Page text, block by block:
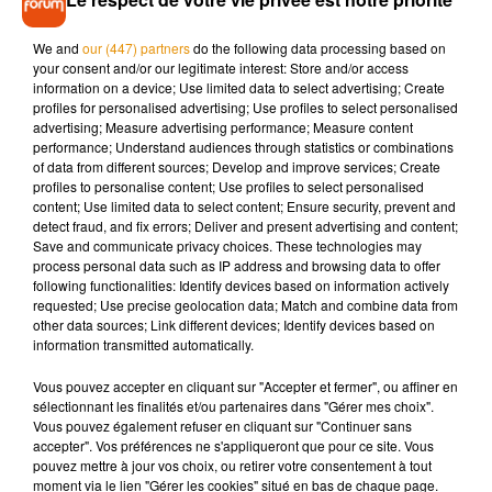
d’Orléans.
Enfin, l’idée, avec cette expérimentation, estde lutter contre
la pollution sonoreen réduisant les bruits liés à la circulation
des voitures, mais aussi de tous les deux-roues motorisés.
Musique
7 août 2026
Madonna sort enfin le remix de « Love
Sensation » avec Kylie Minogue
7 août 2026
Angèle et Amélie Lens dévoilent leur
collaboration tant attendue
We and our (447) partnersdo the following data processing based on
your consent and/or our legitimate interest: Store and/or access
information on a device; Use limited data to select advertising; Create
profiles for personalised advertising; Use profiles to select personalised
advertising; Measure advertising performance; Measure content
performance; Understand audiences through statistics or combinations
of data from different sources; Develop and improve services; Create
profiles to personalise content; Use profiles to select personalised
content; Use limited data to select content; Ensure security, prevent and
detect fraud, and fix errors; Deliver and present advertising and content;
Save and communicate privacy choices. These technologies may
process personal data such as IP address and browsing data to offer
following functionalities: Identify devices based on information actively
requested; Use precise geolocation data; Match and combine data from
other data sources; Link different devices; Identify devices based on
information transmitted automatically.
Vous pouvez accepter en cliquant sur "Accepter et fermer", ou affiner en
sélectionnant les finalités et/ou partenaires dans "Gérer mes choix".
Vous pouvez également refuser en cliquant sur "Continuer sans
accepter". Vos préférences ne s'appliqueront que pour ce site. Vous
pouvez mettre à jour vos choix, ou retirer votre consentement à tout
moment via le lien "Gérer les cookies" situé en bas de chaque page.